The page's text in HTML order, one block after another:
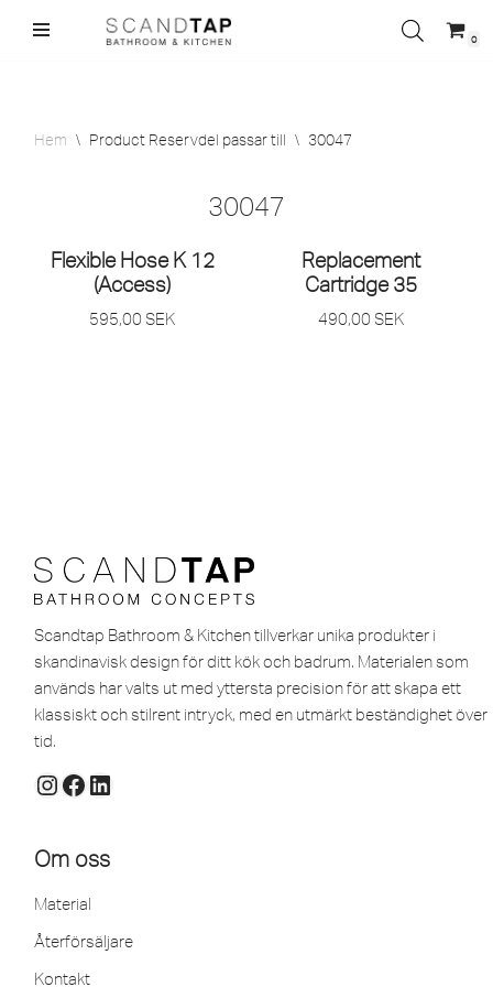
0
Hem \ Product Reservdel passar till \ 30047
30047
Flexible Hose K 12
(Access)
595,00 SEK
Replacement
Cartridge 35
490,00 SEK
Scandtap Bathroom & Kitchen tillverkar unika produkter i
skandinavisk design för ditt kök och badrum. Materialen som
används har valts ut med yttersta precision för att skapa ett
klassiskt och stilrent intryck, med en utmärkt beständighet över
tid.
Om oss
Material
Återförsäljare
Kontakt